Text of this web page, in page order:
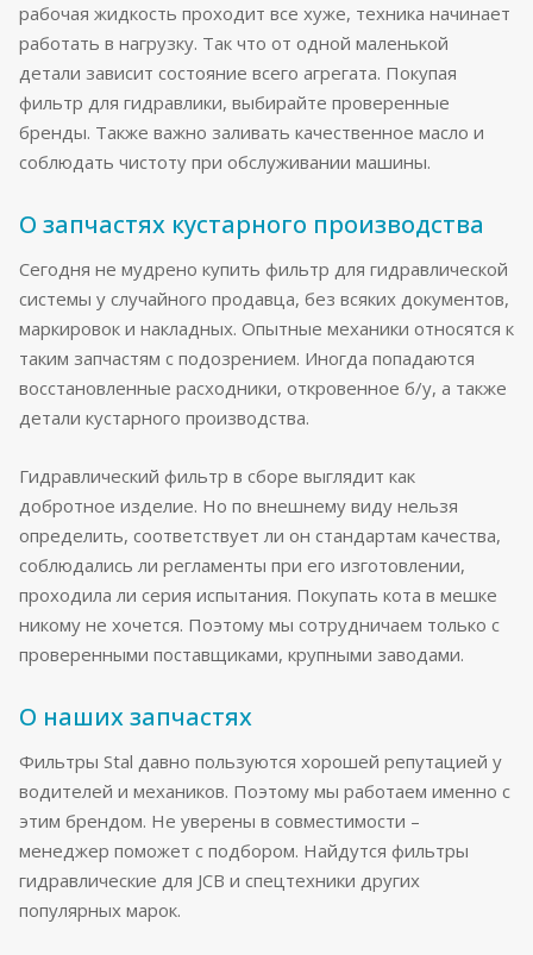
рабочая жидкость проходит все хуже, техника начинает
работать в нагрузку. Так что от одной маленькой
детали зависит состояние всего агрегата. Покупая
фильтр для гидравлики, выбирайте проверенные
бренды. Также важно заливать качественное масло и
соблюдать чистоту при обслуживании машины.
О запчастях кустарного производства
Сегодня не мудрено купить фильтр для гидравлической
системы у случайного продавца, без всяких документов,
маркировок и накладных. Опытные механики относятся к
таким запчастям с подозрением. Иногда попадаются
восстановленные расходники, откровенное б/у, а также
детали кустарного производства.
Гидравлический фильтр в сборе выглядит как
добротное изделие. Но по внешнему виду нельзя
определить, соответствует ли он стандартам качества,
соблюдались ли регламенты при его изготовлении,
проходила ли серия испытания. Покупать кота в мешке
никому не хочется. Поэтому мы сотрудничаем только с
проверенными поставщиками, крупными заводами.
О наших запчастях
Фильтры Stal давно пользуются хорошей репутацией у
водителей и механиков. Поэтому мы работаем именно с
этим брендом. Не уверены в совместимости –
менеджер поможет с подбором. Найдутся фильтры
гидравлические для JCB и спецтехники других
популярных марок.